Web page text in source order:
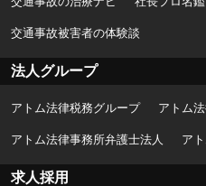
交通事故被害者の体験談
法人グループ
アトム法律税務グループ アトム
アトム法律事務所弁護士法人 ア
求人採用